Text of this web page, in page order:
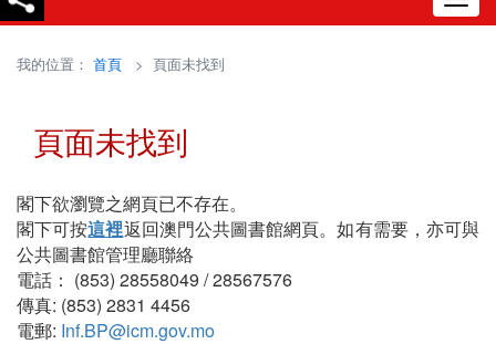
我的位置： 首頁 > 頁面未找到
頁面未找到
閣下欲瀏覽之網頁已不存在。
閣下可按這裡返回澳門公共圖書館網頁。如有需要，亦可與
公共圖書館管理廳聯絡
電話： (853) 28558049 / 28567576
傳真: (853) 2831 4456
電郵: Inf.BP@icm.gov.mo